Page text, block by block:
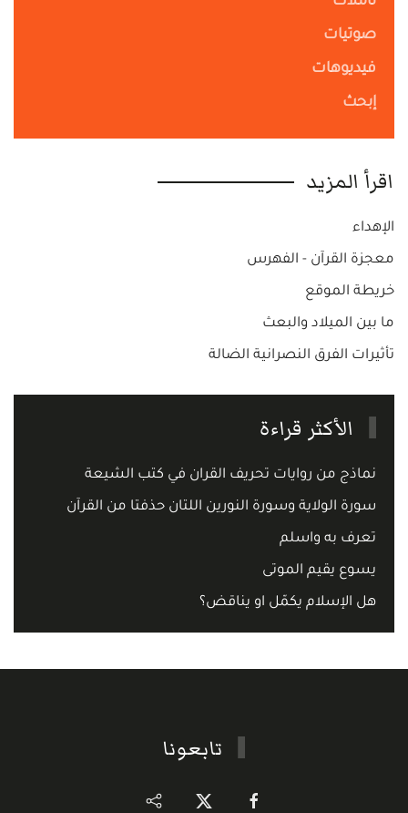
صوتيات
فيديوهات
إبحث
اقرأ المزيد
الإهداء
معجزة القرآن - الفهرس
خريطة الموقع
ما بين الميلاد والبعث
تأثيرات الفرق النصرانية الضالة
الأكثر قراءة
نماذج من روايات تحريف القران في كتب الشيعة
سورة الولاية وسورة النورين اللتان حذفتا من القرآن
تعرف به واسلم
يسوع يقيم الموتى
هل الإسلام يكمّل او يناقض؟
تابعونا